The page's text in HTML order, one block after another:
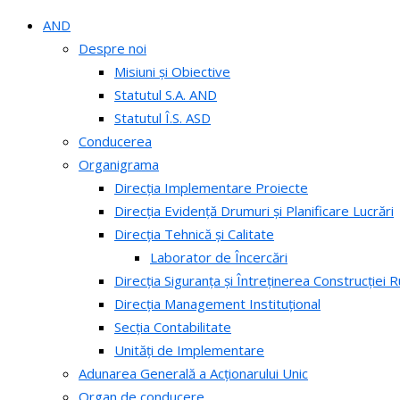
AND
Despre noi
Misiuni și Obiective
Statutul S.A. AND
Statutul Î.S. ASD
Conducerea
Organigrama
Direcția Implementare Proiecte
Direcția Evidență Drumuri și Planificare Lucrări
Direcția Tehnică și Calitate
Laborator de Încercări
Direcția Siguranța și Întreținerea Construcției
Direcția Management Instituțional
Secția Contabilitate
Unități de Implementare
Adunarea Generală a Acționarului Unic
Organ de conducere